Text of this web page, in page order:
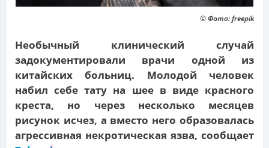
© Фото: freepik
Необычный клинический случай
задокументировали врачи одной из
китайских больниц. Молодой человек
набил себе тату на шее в виде красного
креста, но через несколько месяцев
рисунок исчез, а вместо него образовалась
агрессивная некротическая язва, сообщает